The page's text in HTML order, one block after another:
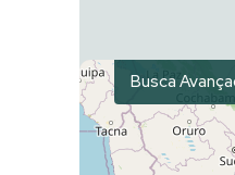
Busca